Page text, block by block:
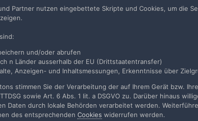
Sprache Impressum /
Partner nutzen eingebettete Skripte und Cookies, um die
und/oder abrufen
n Länder ausserhalb der EU (Drittstaatentransfer)
Anzeigen- und Inhaltsmessungen, Erkenntnisse über
stimmen Sie der Verarbeitung der auf Ihrem Gerät bzw.
sowie Art. 6 Abs. 1 lit. a DSGVO zu. Darüber hinaus
Daten durch lokale Behörden verarbeitet werden.
des entsprechenden Cookies widerrufen werden.